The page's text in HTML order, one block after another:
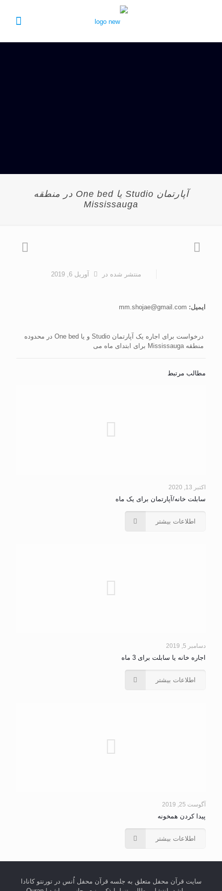
آپارتمان Studio یا One bed در منطقه
Mississauga
منتشر شده در آوریل 6, 2019
ایمیل:
درخواست برای اجاره یک آپارتمان Studio و یا One bed در محدوده
منطقه Mississauga برای ابتدای ماه می
مطالب مرتبط
اکتبر 13, 2020
سابلت خانه/آپارتمان برای یک ماه
اطلاعات بیشتر
دسامبر 5, 2019
اجاره خانه یا سابلت برای 3 ماه
اطلاعات بیشتر
آگوست 25, 2019
پیدا کردن همخونه
اطلاعات بیشتر
سایت قرآن محفل متعلق به جلسه قرآن محفل اُنس در تورنتو کانادا